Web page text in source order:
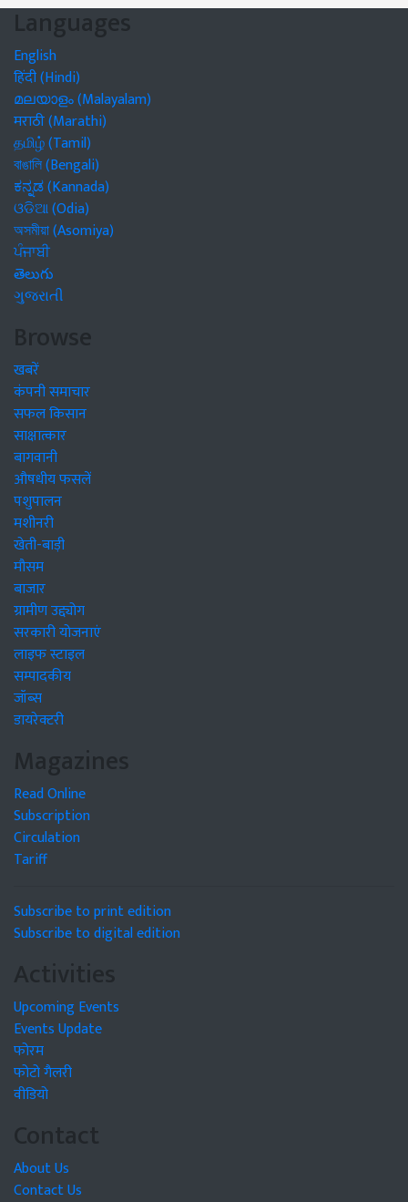
Languages
English
हिंदी (Hindi)
മലയാളം (Malayalam)
मराठी (Marathi)
தமிழ் (Tamil)
বাঙালি (Bengali)
ಕನ್ನಡ (Kannada)
ଓଡିଆ (Odia)
অসমীয়া (Asomiya)
ਪੰਜਾਬੀ
తెలుగు
ગુજરાતી
Browse
खबरें
कंपनी समाचार
सफल किसान
साक्षात्कार
बागवानी
औषधीय फसलें
पशुपालन
मशीनरी
खेती-बाड़ी
मौसम
बाजार
ग्रामीण उद्द्योग
सरकारी योजनाएं
लाइफ स्टाइल
सम्पादकीय
जॉब्स
डायरेक्टरी
Magazines
Read Online
Subscription
Circulation
Tariff
Subscribe to print edition
Subscribe to digital edition
Activities
Upcoming Events
Events Update
फोरम
फोटो गैलरी
वीडियो
Contact
About Us
Contact Us